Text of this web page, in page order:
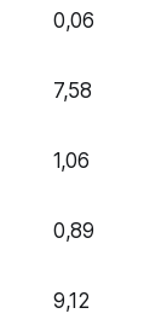
0,06
7,58
1,06
0,89
9,12